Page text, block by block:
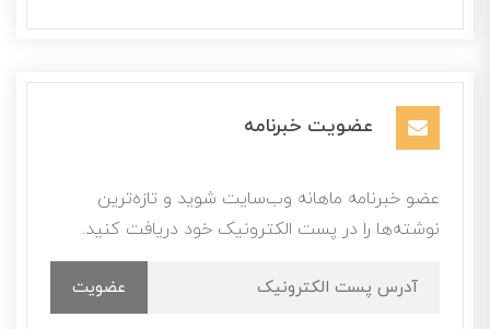
عضویت خبرنامه
عضو خبرنامه ماهانه وب‌سایت شوید و تازه‌ترین
نوشته‌ها را در پست الکترونیک خود دریافت کنید.
عضویت